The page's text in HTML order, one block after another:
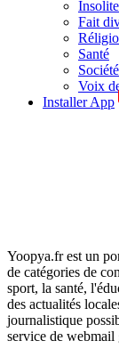
Insolite
Fait
Santé
Société
Voix
Installer App
Yoopya.fr est un
de catégories de
sport, la santé,
des actualités
journalistique
service de